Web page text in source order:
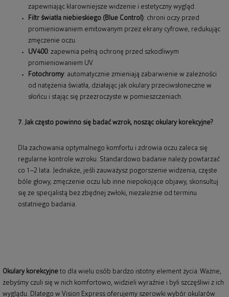
zapewniając klarowniejsze widzenie i estetyczny wygląd.
Filtr światła niebieskiego (Blue Control): chroni oczy przed
promieniowaniem emitowanym przez ekrany cyfrowe, redukując
zmęczenie oczu.
UV400: zapewnia pełną ochronę przed szkodliwym
promieniowaniem UV.
Fotochromy: automatycznie zmieniają zabarwienie w zależności
od natężenia światła, działając jak okulary przeciwsłoneczne w
słońcu i stając się przezroczyste w pomieszczeniach.
7. Jak często powinno się badać wzrok, nosząc okulary korekcyjne?
Dla zachowania optymalnego komfortu i zdrowia oczu zaleca się
regularne kontrole wzroku. Standardowo badanie należy powtarzać
co 1–2 lata. Jednakże, jeśli zauważysz pogorszenie widzenia, częste
bóle głowy, zmęczenie oczu lub inne niepokojące objawy, skonsultuj
się ze specjalistą bez zbędnej zwłoki, niezależnie od terminu
ostatniego badania.
Okulary korekcyjne to dla wielu osób bardzo istotny element życia. Ważne,
żebyśmy czuli się w nich komfortowo, widzieli wyraźnie i byli szczęśliwi z ich
wyglądu. Dlatego w Vision Express oferujemy szerowki wybór okularów